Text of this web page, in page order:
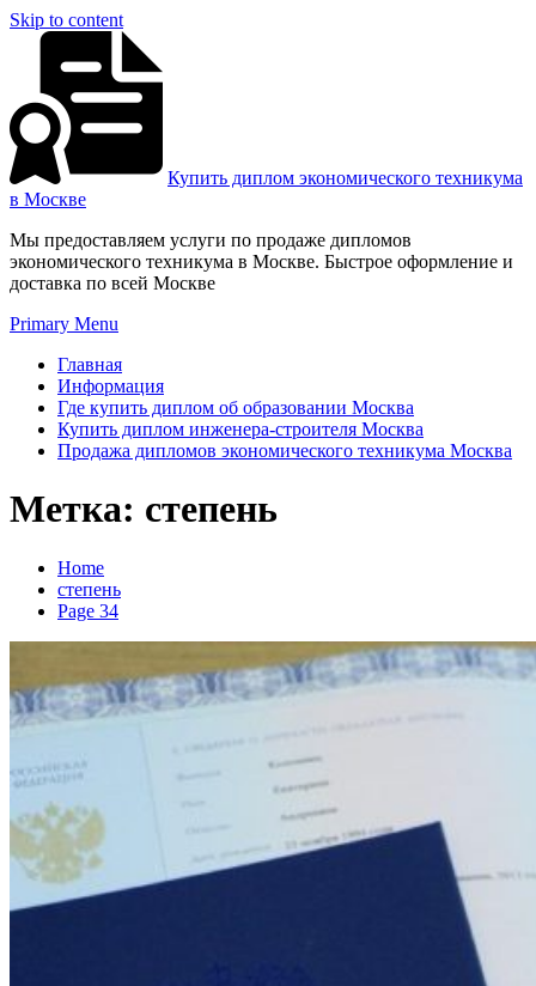
Skip to content
Купить диплом экономического техникума
в Москве
Мы предоставляем услуги по продаже дипломов
экономического техникума в Москве. Быстрое оформление и
доставка по всей Москве
Primary Menu
Главная
Информация
Где купить диплом об образовании Москва
Купить диплом инженера-строителя Москва
Продажа дипломов экономического техникума Москва
Метка: степень
Home
степень
Page 34